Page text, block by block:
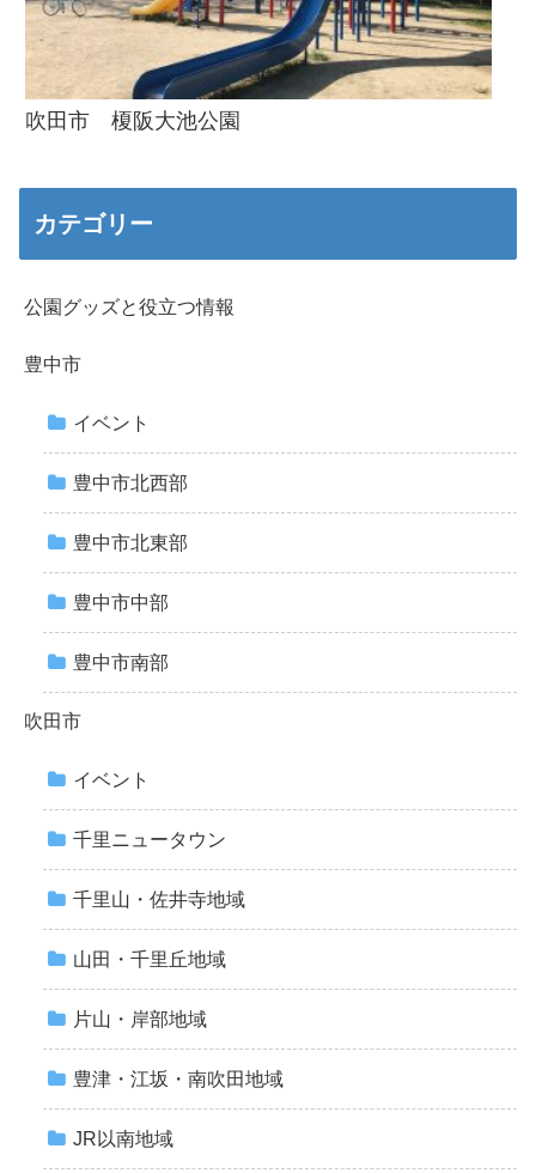
吹田市 榎阪大池公園
カテゴリー
公園グッズと役立つ情報
豊中市
イベント
豊中市北西部
豊中市北東部
豊中市中部
豊中市南部
吹田市
イベント
千里ニュータウン
千里山・佐井寺地域
山田・千里丘地域
片山・岸部地域
豊津・江坂・南吹田地域
JR以南地域